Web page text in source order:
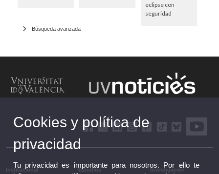
eclipse con
seguridad
Búsqueda avanzada
Institucional Estudios Investigación
Cookies y política de
privacidad
Tu privacidad es importante para nosotros. Por ello te